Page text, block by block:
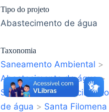
Tipo do projeto
Abastecimento de água
Taxonomia
Saneamento Ambiental >
Abastecimento de água>
Sistema de abastecimento
de água > Santa Filomena